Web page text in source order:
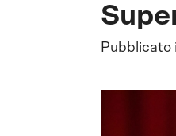
Pubblicato